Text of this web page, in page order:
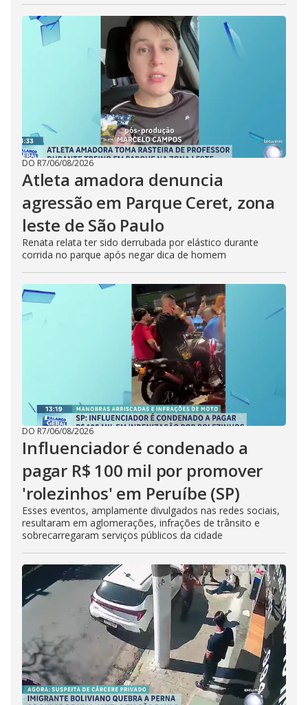
DO R7/06/08/2026
Atleta amadora denuncia
agressão em Parque Ceret, zona
leste de São Paulo
Renata relata ter sido derrubada por elástico durante
corrida no parque após negar dica de homem
DO R7/06/08/2026
Influenciador é condenado a
pagar R$ 100 mil por promover
'rolezinhos' em Peruíbe (SP)
Esses eventos, amplamente divulgados nas redes sociais,
resultaram em aglomerações, infrações de trânsito e
sobrecarregaram serviços públicos da cidade